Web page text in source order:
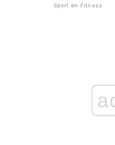
Sport en Fitness